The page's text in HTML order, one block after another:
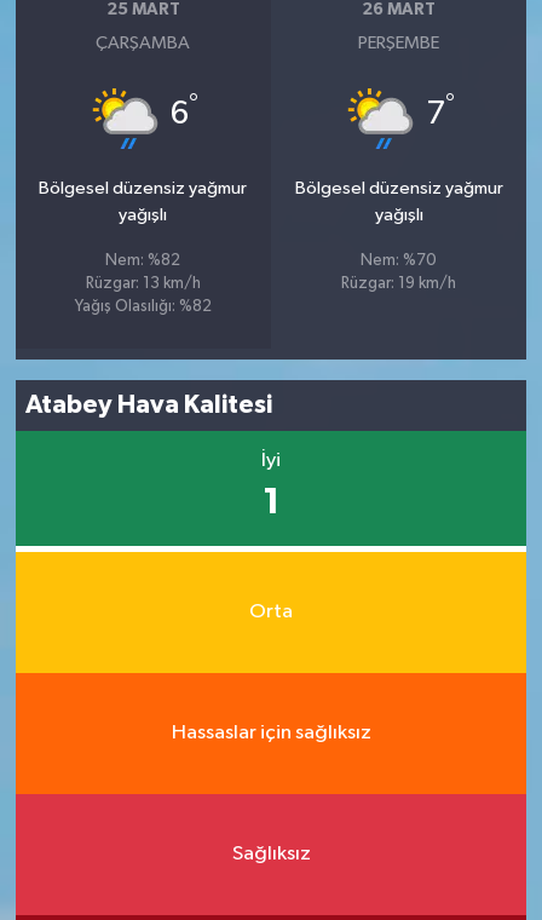
25 MART
ÇARŞAMBA
6°
Bölgesel düzensiz yağmur
yağışlı
Nem: %82
Rüzgar: 13 km/h
Yağış Olasılığı: %82
26 MART
PERŞEMBE
7°
Bölgesel düzensiz yağmur
yağışlı
Nem: %70
Rüzgar: 19 km/h
Atabey Hava Kalitesi
İyi
1
Orta
Hassaslar için sağlıksız
Sağlıksız